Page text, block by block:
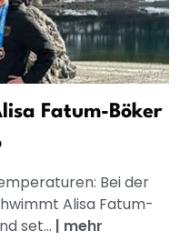
Fatum-Böker
Bei der
Alisa Fatum-
set... | mehr